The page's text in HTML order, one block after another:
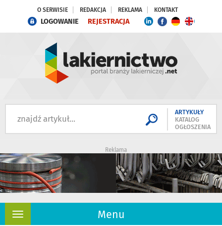
O SERWISIE REDAKCJA REKLAMA KONTAKT
LOGOWANIE REJESTRACJA
ARTYKUŁY
KATALOG
OGŁOSZENIA
Reklama
Menu
Rozwiń